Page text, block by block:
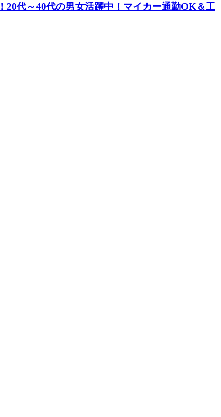
代～40代の男女活躍中！マイカー通勤OK＆工